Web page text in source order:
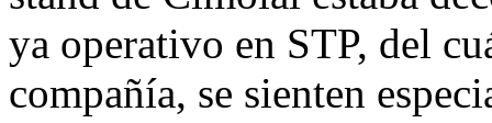
ya operativo en STP, del
compañía, se sienten